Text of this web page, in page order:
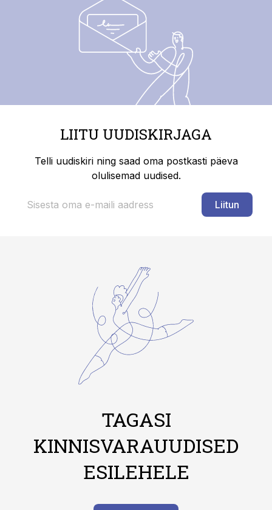
LIITU UUDISKIRJAGA
Telli uudiskiri ning saad oma postkasti päeva
olulisemad uudised.
Liitun
TAGASI
KINNISVARAUUDISED
ESILEHELE